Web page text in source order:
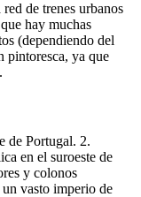
de trenes urbanos
hay muchas
(dependiendo del
pintoresca, ya que
de Portugal. 2.
en el suroeste de
y colonos
vasto imperio de